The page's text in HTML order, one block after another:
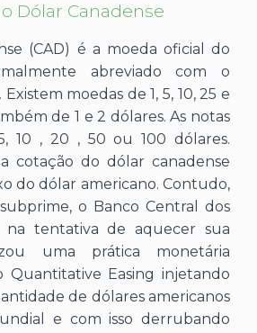
Dólar Canadense
(CAD) é a moeda oficial do
abreviado com o
moedas de 1, 5, 10, 25 e
de 1 e 2 dólares. As notas
10 , 20 , 50 ou 100 dólares.
cotação do dólar canadense
do dólar americano. Contudo,
o Banco Central dos
na tentativa de aquecer sua
uma prática monetária
Quantitative Easing injetando
de dólares americanos
e com isso derrubando